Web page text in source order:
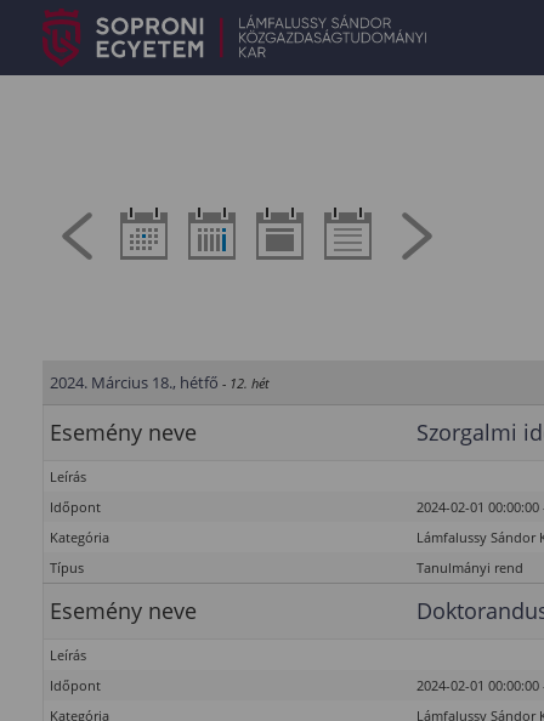
2024. Március 18., hétfő - 12. hét
Esemény neve Szorgalmi
Leírás
Időpont
2024-02-01
Kategória
Lámfalussy Sándor
Típus
Tanulmányi rend
Esemény neve
Leírás
Időpont
2024-02-01
Kategória
Lámfalussy Sándor